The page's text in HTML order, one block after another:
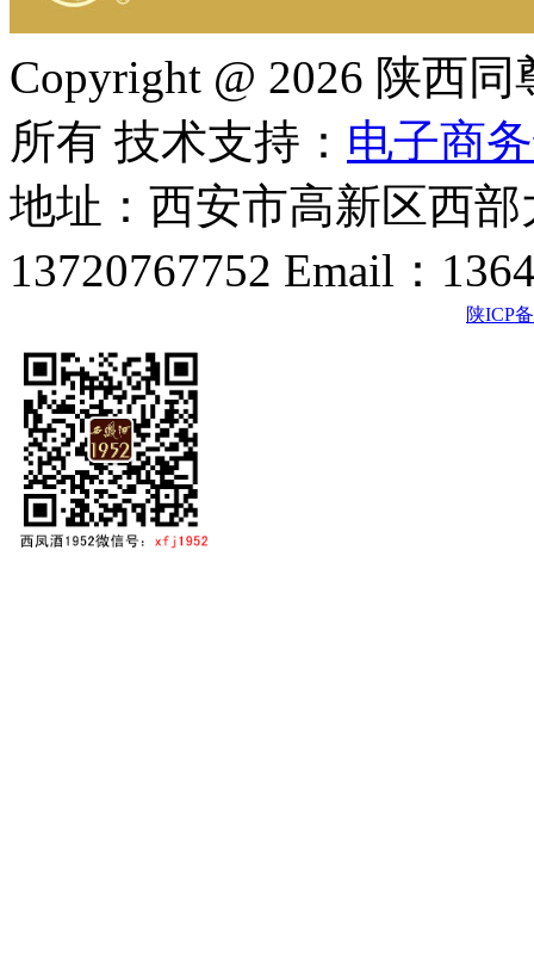
Copyright @ 2026 陕西
所有 技术支持： 电子商
地址：西安市高新区西
13720767752 Email：
陕ICP